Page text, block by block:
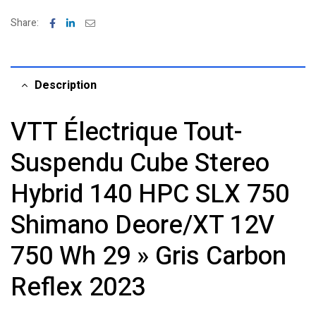
Share: Facebook
LinkedinEmail
Description
VTT Électrique Tout-
Suspendu Cube Stereo
Hybrid 140 HPC SLX 750
Shimano Deore/XT 12V
750 Wh 29 » Gris Carbon
Reflex 2023